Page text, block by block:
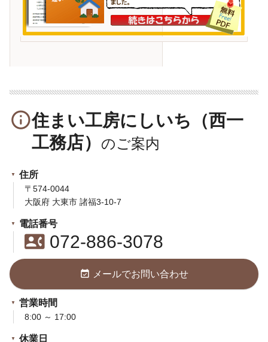
info_outline住まい工房にしいち（西一
工務店）
住所
〒574-0044
大阪府 大東市 諸福3-10-7
電話番号
contact_phone072-886-3078
event_available メールでお問い合わせ
営業時間
8:00 ～ 17:00
休業日